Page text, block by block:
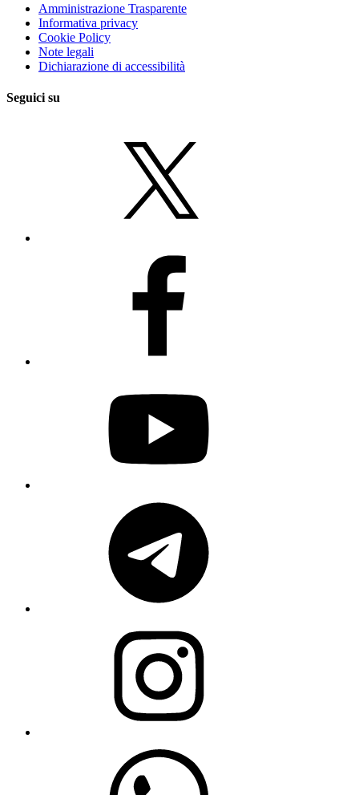
Amministrazione Trasparente
Informativa privacy
Cookie Policy
Note legali
Dichiarazione di accessibilità
Seguici su